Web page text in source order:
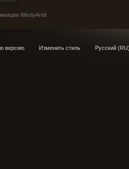
WindyArell
версию Изменить стиль Русский